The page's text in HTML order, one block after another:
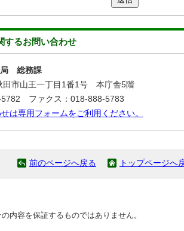
するお問い合わせ
局 総務課
市山王一丁目1番1号 本庁舎5階
5782 ファクス：018-888-5783
は専用フォームをご利用ください。
前のページへ戻る トップページへ
内容を保証するものではありません。